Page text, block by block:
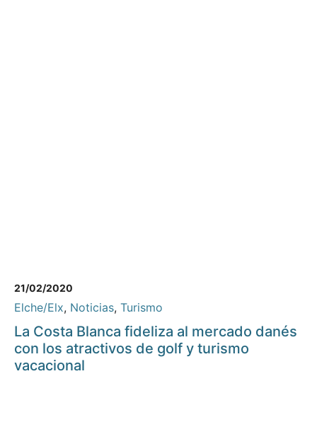
21/02/2020
Elche/Elx, Noticias, Turismo
La Costa Blanca fideliza al mercado danés
con los atractivos de golf y turismo
vacacional